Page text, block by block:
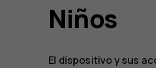
Niños
El dispositivo y sus